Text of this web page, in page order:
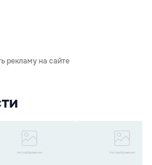
рекламу на сайте